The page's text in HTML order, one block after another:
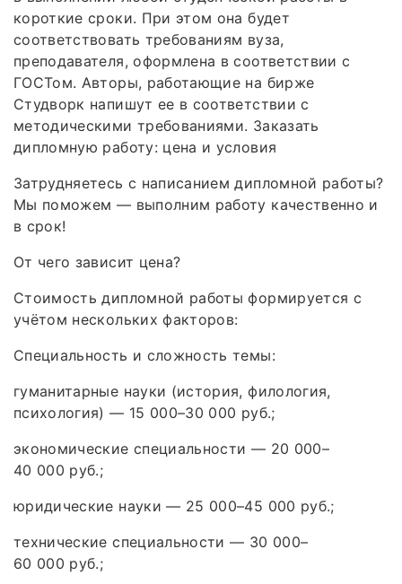
короткие сроки. При этом она будет
соответствовать требованиям вуза,
преподавателя, оформлена в соответствии с
ГОСТом. Авторы, работающие на бирже
Студворк напишут ее в соответствии с
методическими требованиями. Заказать
дипломную работу: цена и условия
Затрудняетесь с написанием дипломной работы?
Мы поможем — выполним работу качественно и
в срок!
От чего зависит цена?
Стоимость дипломной работы формируется с
учётом нескольких факторов:
Специальность и сложность темы:
гуманитарные науки (история, филология,
психология) — 15 000–30 000 руб.;
экономические специальности — 20 000–
40 000 руб.;
юридические науки — 25 000–45 000 руб.;
технические специальности — 30 000–
60 000 руб.;